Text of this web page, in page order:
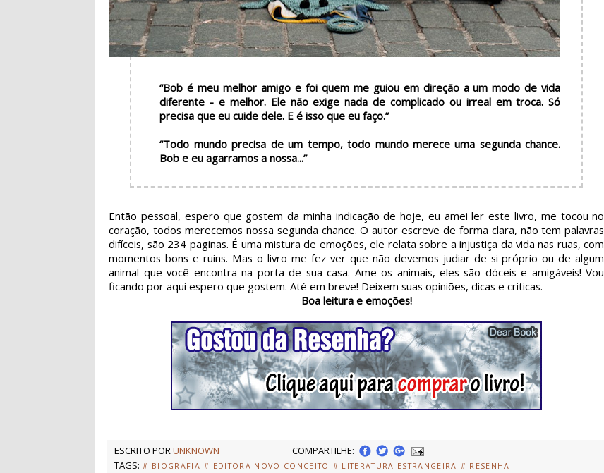
“Bob é meu melhor amigo e foi quem me guiou em direção a um modo de vida
diferente - e melhor. Ele não exige nada de complicado ou irreal em troca. Só
precisa que eu cuide dele. E é isso que eu faço.”
“Todo mundo precisa de um tempo, todo mundo merece uma segunda chance.
Bob e eu agarramos a nossa...”
Então pessoal, espero que gostem da minha indicação de hoje, eu amei ler este livro, me tocou no
coração, todos merecemos nossa segunda chance. O autor escreve de forma clara, não tem palavras
difíceis, são 234 paginas. É uma mistura de emoções, ele relata sobre a injustiça da vida nas ruas, com
momentos bons e ruins. Mas o livro me fez ver que não devemos judiar de si próprio ou de algum
animal que você encontra na porta de sua casa. Ame os animais, eles são dóceis e amigáveis! Vou
ficando por aqui espero que gostem. Até em breve! Deixem suas opiniões, dicas e criticas.
Boa leitura e emoções!
ESCRITO PORUNKNOWN
COMPARTILHE:
TAGS: # BIOGRAFIA # EDITORA NOVO CONCEITO # LITERATURA ESTRANGEIRA # RESENHA